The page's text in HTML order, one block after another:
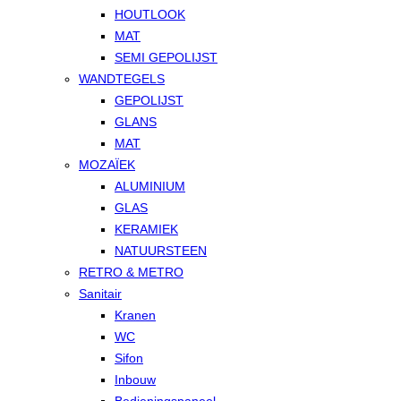
HOUTLOOK
MAT
SEMI GEPOLIJST
WANDTEGELS
GEPOLIJST
GLANS
MAT
MOZAÏEK
ALUMINIUM
GLAS
KERAMIEK
NATUURSTEEN
RETRO & METRO
Sanitair
Kranen
WC
Sifon
Inbouw